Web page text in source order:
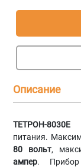
Описание
ТЕТРОН-8030Е
питания.
80 вольт,
ампер. Прибор